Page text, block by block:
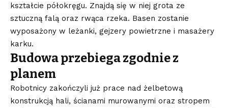
kształcie półokręgu. Znajdą się w niej grota ze
sztuczną falą oraz rwąca rzeka. Basen zostanie
wyposażony w leżanki, gejzery powietrzne i masażery
karku.
Budowa przebiega zgodnie z
planem
Robotnicy zakończyli już prace nad żelbetową
konstrukcją hali, ścianami murowanymi oraz stropem